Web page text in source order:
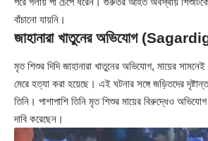
বাঁচানো যায়নি।
জাহানারা খাতুনের অভিযোগ
মৃত শিশুর দিদি জাহানারা খাতুনের অভিযোগ, মায়ের
মেরে হত্যা করা হয়েছে। এই ঘটনার সঙ্গে জড়িতদের
তিনি। পাশাপাশি তিনি মৃত শিশুর মায়ের বিরুদ্ধেও অভিযোগ
দাবি করেছেন।